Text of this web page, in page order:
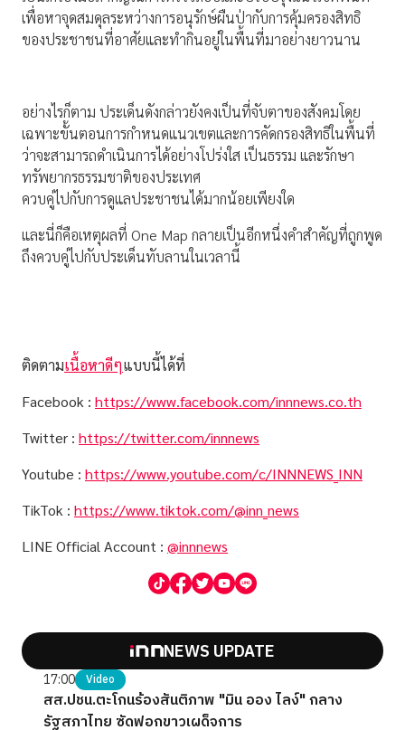
เพื่อหาจุดสมดุลระหว่างการอนุรักษ์ผืนป่ากับการคุ้มครองสิทธิ
ของประชาชนที่อาศัยและทำกินอยู่ในพื้นที่มาอย่างยาวนาน
อย่างไรก็ตาม ประเด็นดังกล่าวยังคงเป็นที่จับตาของสังคมโดย
เฉพาะขั้นตอนการกำหนดแนวเขตและการคัดกรองสิทธิในพื้นที่
ว่าจะสามารถดำเนินการได้อย่างโปร่งใส เป็นธรรม และรักษา
ทรัพยากรธรรมชาติของประเทศ
ควบคู่ไปกับการดูแลประชาชนได้มากน้อยเพียงใด
และนี่ก็คือเหตุผลที่ One Map กลายเป็นอีกหนึ่งคำสำคัญที่ถูกพูด
ถึงควบคู่ไปกับประเด็นทับลานในเวลานี้
ติดตามเนื้อหาดีๆแบบนี้ได้ที่
Facebook : https://www.facebook.com/innnews.co.th
Twitter : https://twitter.com/innnews
Youtube : https://www.youtube.com/c/INNNEWS_INN
TikTok : https://www.tiktok.com/@inn_news
LINE Official Account : @innnews
NEWS UPDATE
17:00 Video
สส.ปชน.ตะโกนร้องสันติภาพ "มิน ออง ไลง์" กลาง
รัฐสภาไทย ซัดฟอกขาวเผด็จการ